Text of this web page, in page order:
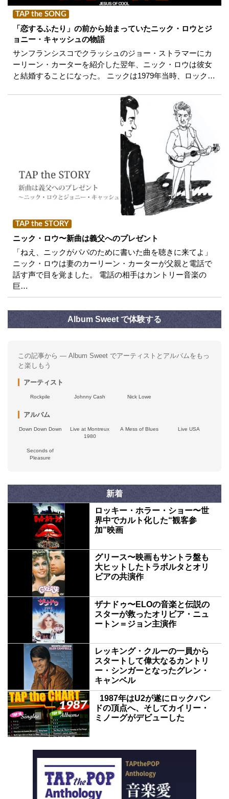
TAP the SONG
「恋するふたり」の前から始まっていたニック・ロウとジ
ョニー・キャッシュの物語
サンフランシスコでクラッシュのジョー・ストラマーにカ
ーリーン・カーターを紹介した翌年、ニック・ロウは彼女
と結婚することになった。 ニックは1979年当時、ロック…
TAP the STORY
ニック・ロウ〜新曲は義父へのプレゼント
「ねえ、ニックがパパのために書いた曲を聴きに来てよ」
ニック・ロウは妻のカーリーン・カーターが父親と電話で
話す声で目を覚ました。 電話の相手はカントリー音楽の
巨…
Album Sweet で体験する
この記事から — Album Sweet でアーティストとアルバムをもっ
と楽しもう
アーティスト
Rockpile Johnny Cash Nick Lowe
アルバム
Down Down Down
Live at Montreux
1980
A Mess of Blues Live USA
Seconds of
Pleasure
新着
ロッキー・ホラー・ショー〜世
界中でカルト化した“観客参
加”映画
グリース〜映画もサントラ盤も
大ヒットしたトラボルタとオリ
ビアの共演作
ザナドゥ〜ELOの音楽と伝説の
スターが救ったオリビア・ニュ
ートン＝ジョン主演作
レッキング・クルーの一員から
スタートして偉大なるカントリ
ー・シンガーとなったグレン・
キャンベル
1987年はU2が遂にロックバン
ドの頂点へ、そしてカイリー・
ミノーグがデビューした